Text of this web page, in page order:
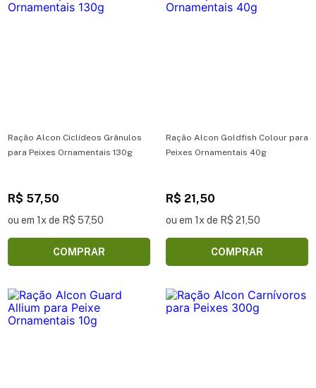
Ração Alcon Ciclídeos Grânulos
para Peixes Ornamentais 130g
R$ 57,50
ou em 1x de R$ 57,50
COMPRAR
Ração Alcon Goldfish Colour para
Peixes Ornamentais 40g
R$ 21,50
ou em 1x de R$ 21,50
COMPRAR